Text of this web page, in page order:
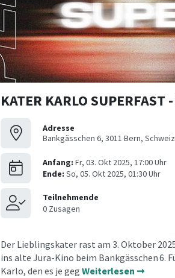
KATER KARLO SUPERFAST
Adresse
Bankgässchen 6, 3011 Bern, Schweiz
Der Lieblingskater rast am 3. Oktober
ins alte Jura-Kino beim Bankgässchen 6.
Karlo, den es je geg Weiterlesen ➞